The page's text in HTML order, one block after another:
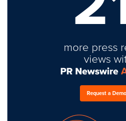
more press
views
Request a Demo